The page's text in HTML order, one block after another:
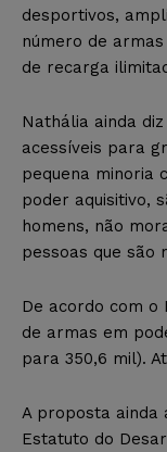
desportivos,
número de
de recarga
Nathália ainda
acessíveis para
pequena minoria
poder aquisitivo,
homens, não
pessoas que são
De acordo com o
de armas em
para 350,6 mil).
A proposta ainda
Estatuto do